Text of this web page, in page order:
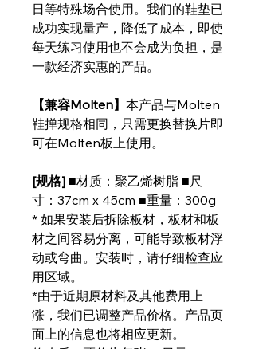
日等特殊场合使用。我们的鞋垫已
成功实现量产，降低了成本，即使
每天练习使用也不会成为负担，是
一款经济实惠的产品。
【兼容Molten】 本产品与Molten
鞋掸规格相同，只需更换替换片即
可在Molten板上使用。
[规格] ■材质：聚乙烯树脂 ■尺
寸：37cm x 45cm ■重量：300g
* 如果安装后拆除板材，板材和板
材之间容易分离，可能导致板材浮
动或弯曲。安装时，请仔细检查应
用区域。
*由于近期原材料及其他费用上
涨，我们已调整产品价格。产品页
面上的信息也将相应更新。